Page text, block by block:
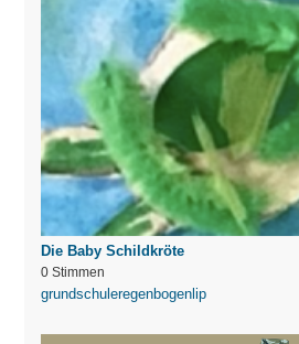
Die Baby Schildkröte
0 Stimmen
grundschuleregenbogenlip